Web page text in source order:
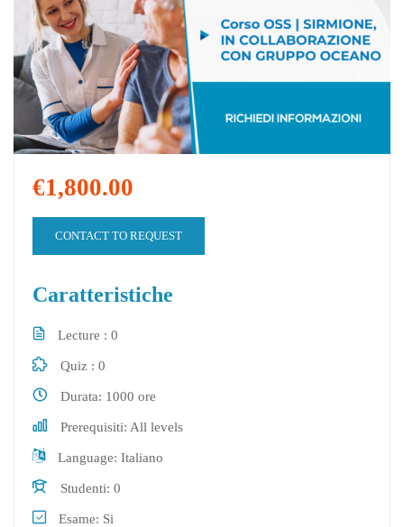
€1,800.00
CONTACT TO REQUEST
Caratteristiche
Lecture 0
Quiz 0
Durata 1000 ore
Prerequisiti All levels
Language Italiano
Studenti 0
Esame Si